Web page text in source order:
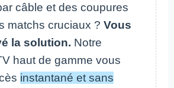
câble et des coupures
matchs cruciaux ? Vous
la solution. Notre
haut de gamme vous
instantané et sans